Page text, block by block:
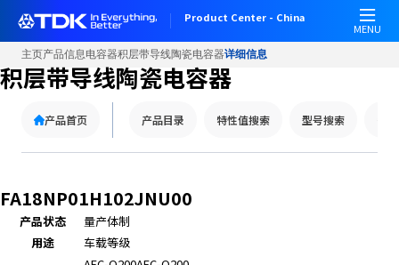
Product Center - China
MENU
主页产品信息电容器积层带导线陶瓷电容器详细信息
积层带导线陶瓷电容器
产品首页 产品目录 特性值搜索 型号搜索
FA18NP01H102JNU00
产品状态
量产体制
用途
车载等级